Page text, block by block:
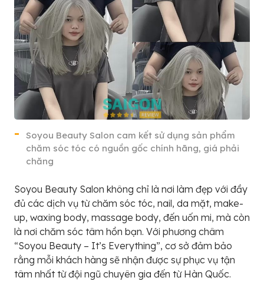
Soyou Beauty Salon cam kết sử dụng sản phẩm
chăm sóc tóc có nguồn gốc chính hãng, giá phải
chăng
Soyou Beauty Salon không chỉ là nơi làm đẹp với đầy
đủ các dịch vụ từ chăm sóc tóc, nail, da mặt, make-
up, waxing body, massage body, đến uốn mi, mà còn
là nơi chăm sóc tâm hồn bạn. Với phương châm
“Soyou Beauty – It’s Everything”, cơ sở đảm bảo
rằng mỗi khách hàng sẽ nhận được sự phục vụ tận
tâm nhất từ đội ngũ chuyên gia đến từ Hàn Quốc.